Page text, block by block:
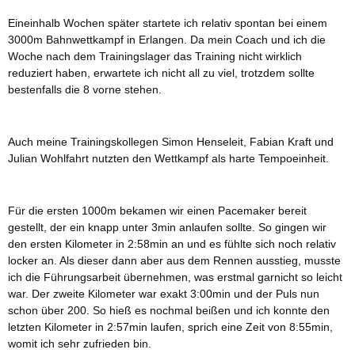
Eineinhalb Wochen später startete ich relativ spontan bei einem
3000m Bahnwettkampf in Erlangen. Da mein Coach und ich die
Woche nach dem Trainingslager das Training nicht wirklich
reduziert haben, erwartete ich nicht all zu viel, trotzdem sollte
bestenfalls die 8 vorne stehen.
Auch meine Trainingskollegen Simon Henseleit, Fabian Kraft und
Julian Wohlfahrt nutzten den Wettkampf als harte Tempoeinheit.
Für die ersten 1000m bekamen wir einen Pacemaker bereit
gestellt, der ein knapp unter 3min anlaufen sollte. So gingen wir
den ersten Kilometer in 2:58min an und es fühlte sich noch relativ
locker an. Als dieser dann aber aus dem Rennen ausstieg, musste
ich die Führungsarbeit übernehmen, was erstmal garnicht so leicht
war. Der zweite Kilometer war exakt 3:00min und der Puls nun
schon über 200. So hieß es nochmal beißen und ich konnte den
letzten Kilometer in 2:57min laufen, sprich eine Zeit von 8:55min,
womit ich sehr zufrieden bin.